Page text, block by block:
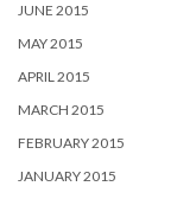
JUNE 2015
MAY 2015
APRIL 2015
MARCH 2015
FEBRUARY 2015
JANUARY 2015